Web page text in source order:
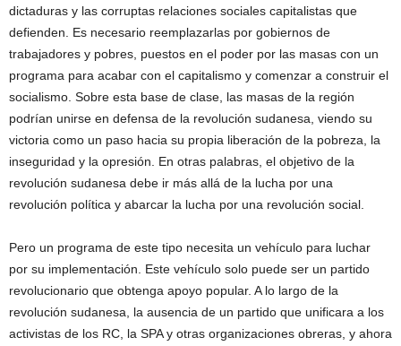
dictaduras y las corruptas relaciones sociales capitalistas que
defienden. Es necesario reemplazarlas por gobiernos de
trabajadores y pobres, puestos en el poder por las masas con un
programa para acabar con el capitalismo y comenzar a construir el
socialismo. Sobre esta base de clase, las masas de la región
podrían unirse en defensa de la revolución sudanesa, viendo su
victoria como un paso hacia su propia liberación de la pobreza, la
inseguridad y la opresión. En otras palabras, el objetivo de la
revolución sudanesa debe ir más allá de la lucha por una
revolución política y abarcar la lucha por una revolución social.
Pero un programa de este tipo necesita un vehículo para luchar
por su implementación. Este vehículo solo puede ser un partido
revolucionario que obtenga apoyo popular. A lo largo de la
revolución sudanesa, la ausencia de un partido que unificara a los
activistas de los RC, la SPA y otras organizaciones obreras, y ahora